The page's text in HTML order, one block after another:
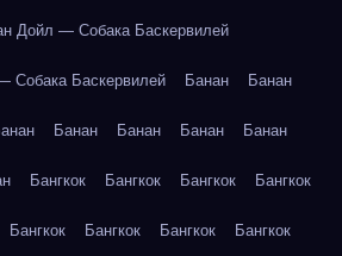
Дойл — Собака Баскервилей
Собака Баскервилей Банан Банан
Банан Банан Банан Банан
Бангкок Бангкок Бангкок Бангкок
Бангкок Бангкок Бангкок Бангкок